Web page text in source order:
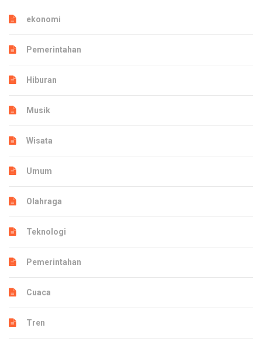
ekonomi
Pemerintahan
Hiburan
Musik
Wisata
Umum
Olahraga
Teknologi
Pemerintahan
Cuaca
Tren